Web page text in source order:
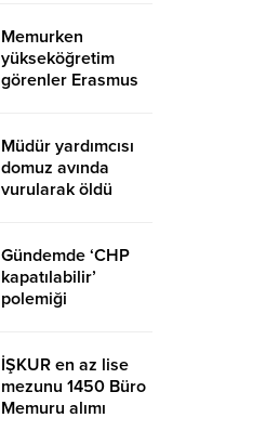
yapılır?
Memurken
yükseköğretim
görenler Erasmus
mi?
Müdür yardımcısı
domuz avında
vurularak öldü
Gündemde ‘CHP
kapatılabilir’
polemiği
İŞKUR en az lise
mezunu 1450 Büro
Memuru alımı